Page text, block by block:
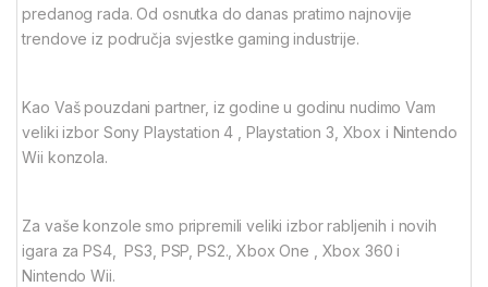
predanog rada. Od osnutka do danas pratimo najnovije
trendove iz područja svjestke gaming industrije.
Kao Vaš pouzdani partner, iz godine u godinu nudimo Vam
veliki izbor Sony Playstation 4 , Playstation 3, Xbox i Nintendo
Wii konzola.
Za vaše konzole smo pripremili veliki izbor rabljenih i novih
igara za PS4, PS3, PSP, PS2., Xbox One , Xbox 360 i
Nintendo Wii.